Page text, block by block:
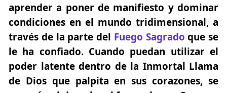
aprender a poner de manifiesto y dominar
condiciones en el mundo tridimensional, a
través de la parte del Fuego Sagrado que se
le ha confiado. Cuando puedan utilizar el
poder latente dentro de la Inmortal Llama
de Dios que palpita en sus corazones, se